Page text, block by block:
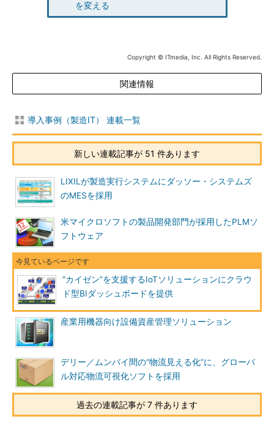
を変える
Copyright © ITmedia, Inc. All Rights Reserved.
関連情報
導入事例（製造IT） 連載一覧
新しい連載記事が 51 件あります
LIXILが製造実行システムにダッソー・システムズ
のMESを採用
米マイクロソフトの製品開発部門が採用したPLMソ
フトウェア
“カイゼン”を支援するIoTソリューションにクラウ
ド型BIダッシュボードを提供
産業用機器向け設備資産管理ソリューション
デリー／ムンバイ間の“物流見える化”に、グローバ
ル対応物流可視化ソフトを採用
過去の連載記事が 7 件あります